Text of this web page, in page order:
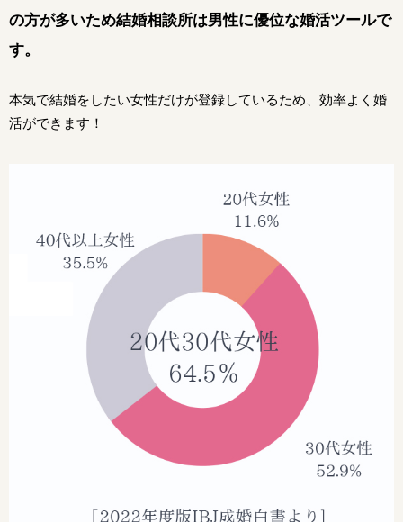
の方が多いため結婚相談所は男性に優位な婚活ツールで
す。
本気で結婚をしたい女性だけが登録しているため、効率よく婚
活ができます！